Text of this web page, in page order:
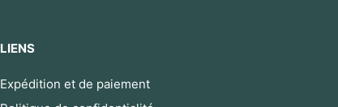
LIENS
Expédition et de paiement